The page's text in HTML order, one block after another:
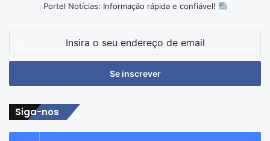
Portel Notícias: Informação rápida e confiável!
seu
de
Siga-nos